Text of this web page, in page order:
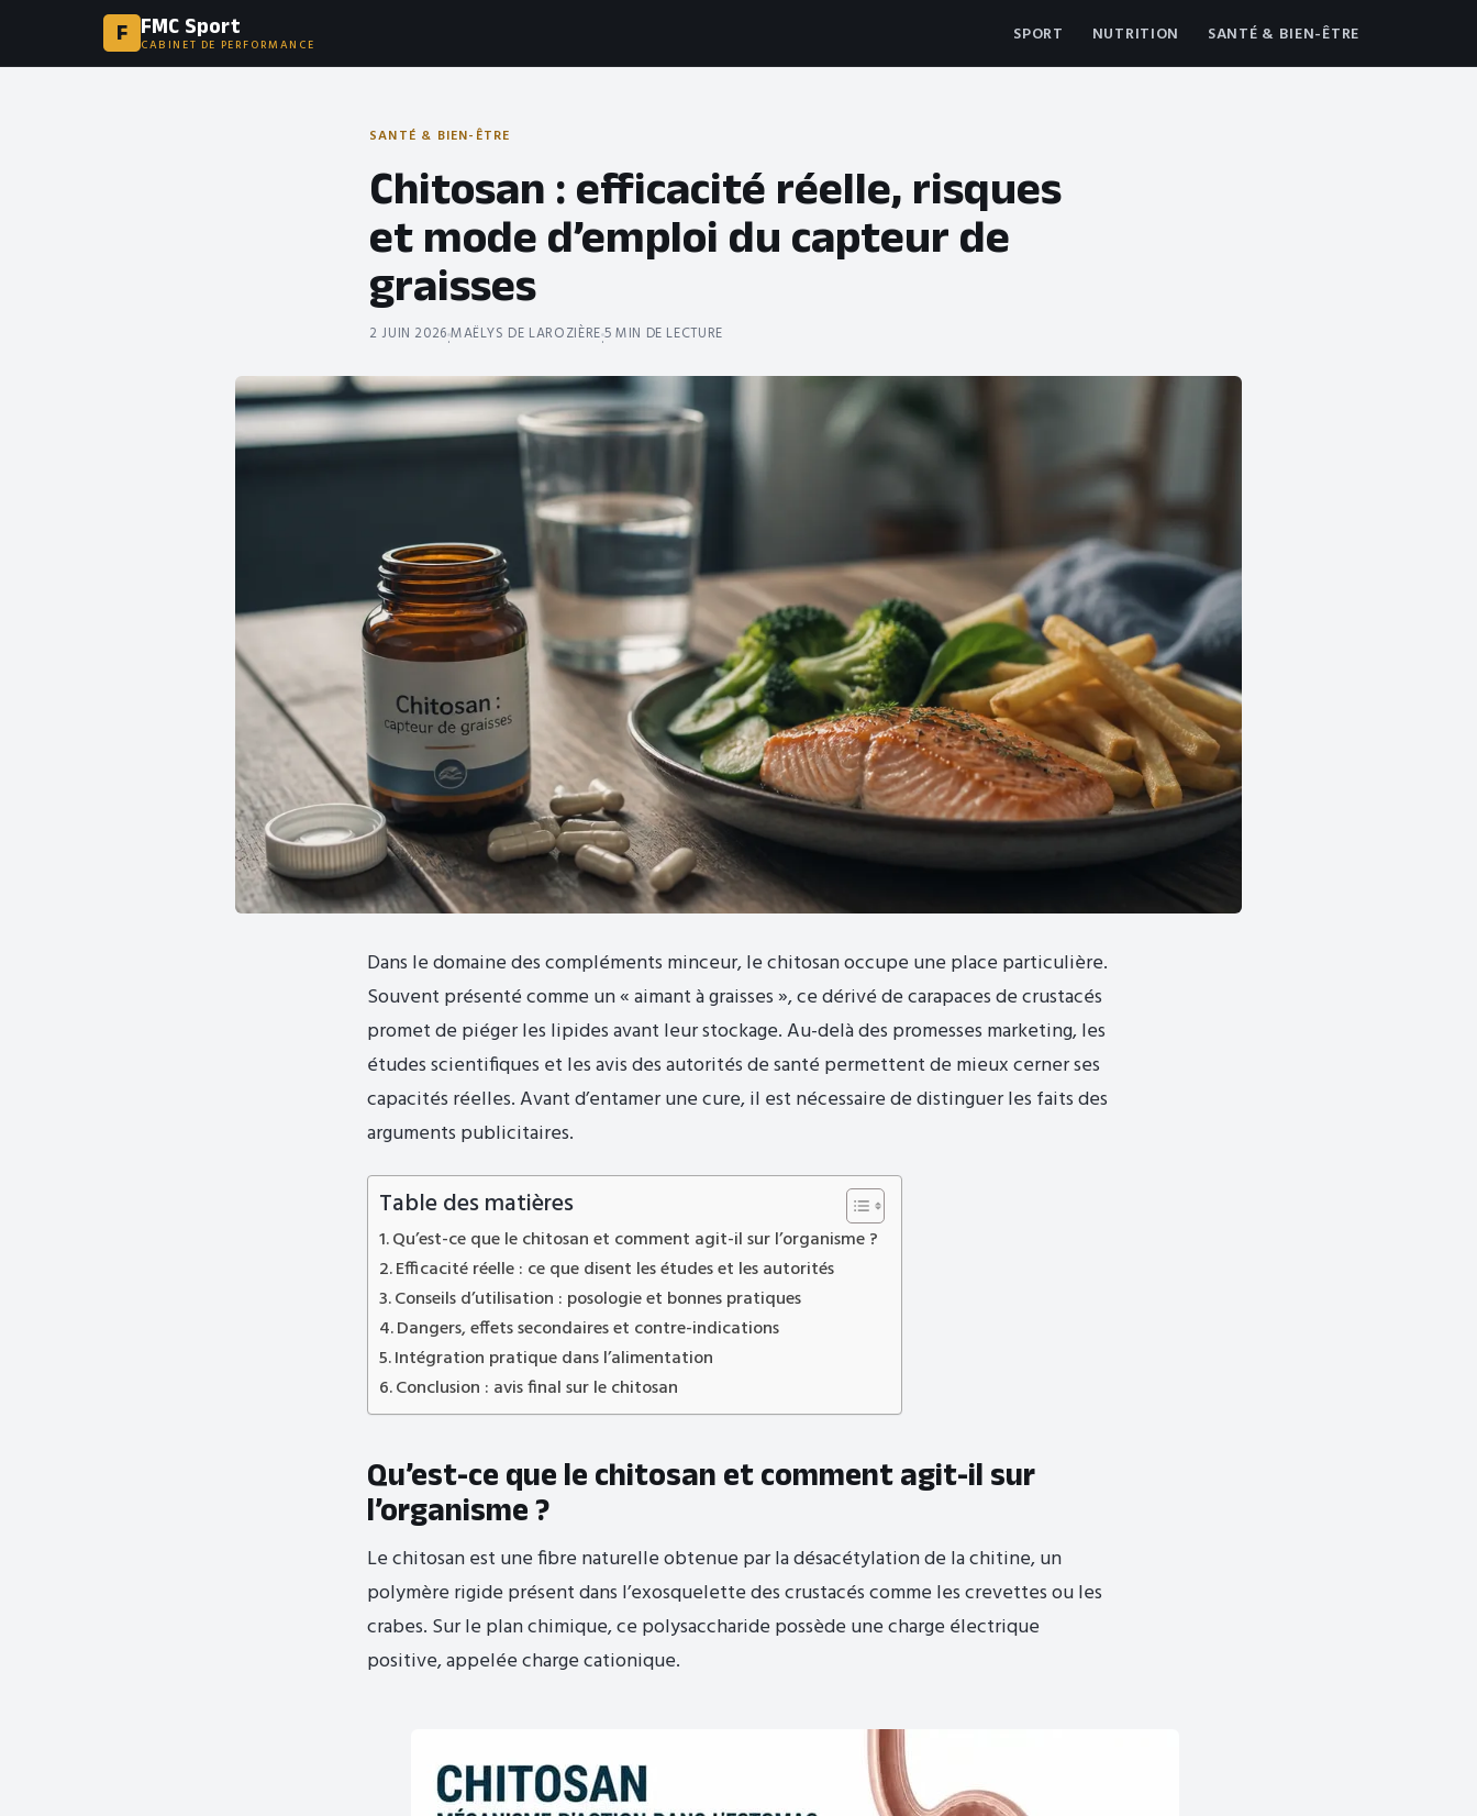
F FMC Sport
CABINET DE PERFORMANCE SPORT NUTRITION SANTÉ & BIEN-ÊTRE
SANTÉ & BIEN-ÊTRE
Chitosan : efficacité réelle, risques
et mode d’emploi du capteur de
graisses
2 JUIN 2026·MAËLYS DE LAROZIÈRE·5 MIN DE LECTURE
Dans le domaine des compléments minceur, le chitosan occupe une place particulière.
Souvent présenté comme un « aimant à graisses », ce dérivé de carapaces de crustacés
promet de piéger les lipides avant leur stockage. Au-delà des promesses marketing, les
études scientifiques et les avis des autorités de santé permettent de mieux cerner ses
capacités réelles. Avant d’entamer une cure, il est nécessaire de distinguer les faits des
arguments publicitaires.
Table des matières
Qu’est-ce que le chitosan et comment agit-il sur l’organisme ?
Efficacité réelle : ce que disent les études et les autorités
Conseils d’utilisation : posologie et bonnes pratiques
Dangers, effets secondaires et contre-indications
Intégration pratique dans l’alimentation
Conclusion : avis final sur le chitosan
Qu’est-ce que le chitosan et comment agit-il sur
l’organisme ?
Le chitosan est une fibre naturelle obtenue par la désacétylation de la chitine, un
polymère rigide présent dans l’exosquelette des crustacés comme les crevettes ou les
crabes. Sur le plan chimique, ce polysaccharide possède une charge électrique
positive, appelée charge cationique.